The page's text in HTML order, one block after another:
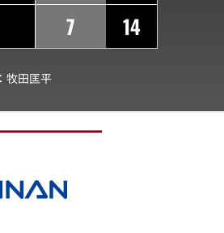
7 14
牧田匡平